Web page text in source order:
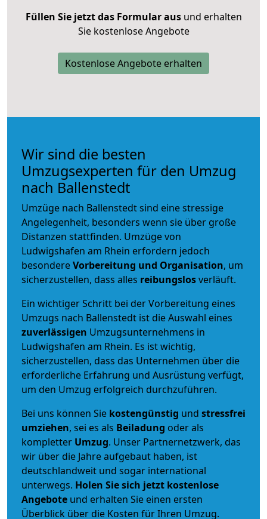
Füllen Sie jetzt das Formular ausund erhalten
Sie kostenlose Angebote
Kostenlose Angebote erhalten
Wir sind die besten
Umzugsexperten für den Umzug
nach Ballenstedt
Umzüge nach Ballenstedt sind eine stressige
Angelegenheit, besonders wenn sie über große
Distanzen stattfinden. Umzüge von
Ludwigshafen am Rhein erfordern jedoch
besondereVorbereitung und Organisation, um
sicherzustellen, dass alles reibungslosverläuft.
Ein wichtiger Schritt bei der Vorbereitung eines
Umzugs nach Ballenstedt ist die Auswahl eines
zuverlässigen Umzugsunternehmens in
Ludwigshafen am Rhein. Es ist wichtig,
sicherzustellen, dass das Unternehmen über die
erforderliche Erfahrung und Ausrüstung verfügt,
um den Umzug erfolgreich durchzuführen.
Bei uns können Sie kostengünstig und stressfrei
umziehen, sei es als Beiladung oder als
kompletter Umzug. Unser Partnernetzwerk, das
wir über die Jahre aufgebaut haben, ist
deutschlandweit und sogar international
unterwegs. Holen Sie sich jetzt kostenlose
Angebote und erhalten Sie einen ersten
Überblick über die Kosten für Ihren Umzug.